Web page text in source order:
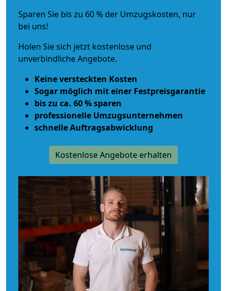
Sparen Sie bis zu 60 % der Umzugskosten, nur
bei uns!
Holen Sie sich jetzt kostenlose und
unverbindliche Angebote.
Keine versteckten Kosten
Sogar möglich mit einer Festpreisgarantie
bis zu ca. 60 % sparen
professionelle Umzugsunternehmen
schnelle Auftragsabwicklung
Kostenlose Angebote erhalten